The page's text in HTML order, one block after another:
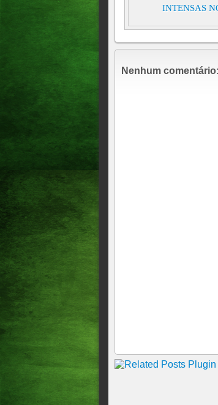
INTENSAS
Nenhum comentário: